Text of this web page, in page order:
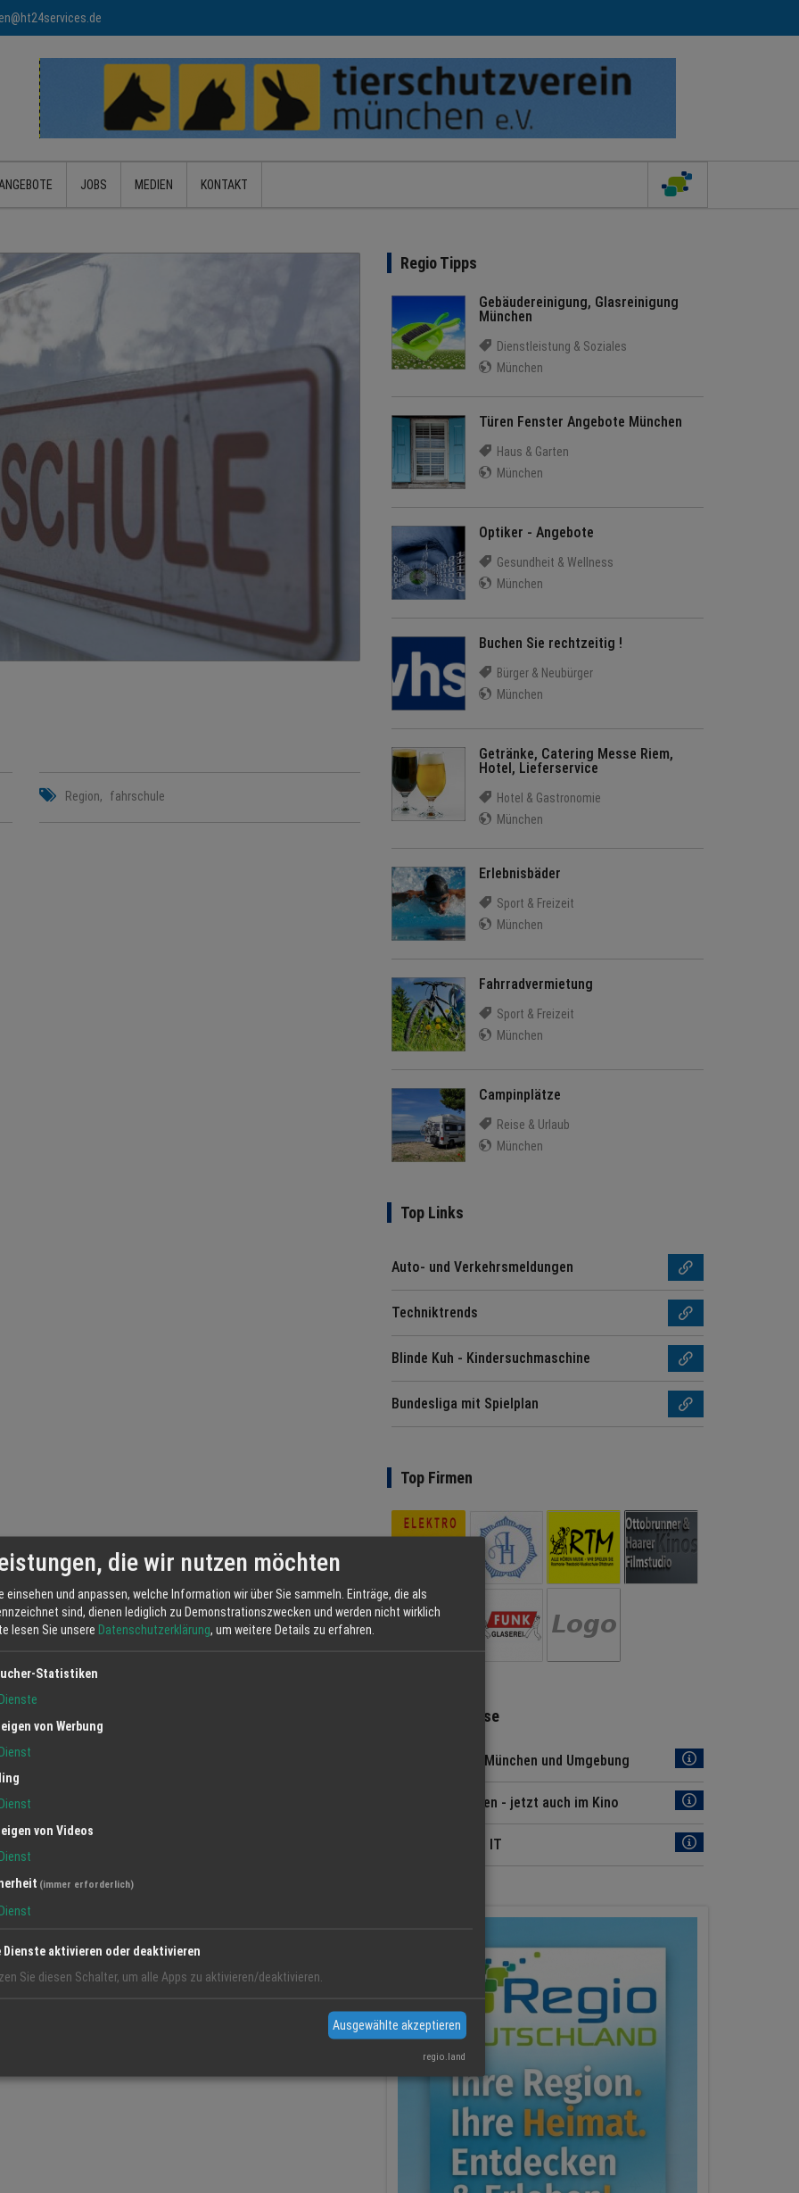
JOBS MEDIEN KONTAKT
Region fahrschule
Regio Tipps
Gebäudereinigung, Glasreinigung
München
Dienstleistung & Soziales
München
Türen Fenster Angebote München
Haus & Garten
München
Optiker - Angebote
Gesundheit & Wellness
München
Buchen Sie rechtzeitig !
Bürger & Neubürger
München
Getränke, Catering Messe Riem,
Hotel, Lieferservice
Hotel & Gastronomie
München
Erlebnisbäder
Sport & Freizeit
München
Fahrradvermietung
Sport & Freizeit
München
Campinplätze
Reise & Urlaub
München
Top Links
Auto- und Verkehrsmeldungen
Techniktrends
Blinde Kuh - Kindersuchmaschine
Bundesliga mit Spielplan
Top Firmen
Regio Hinweise
Jobs Region München und Umgebung
Regio München - jetzt auch im Kino
News aus der IT
die wir nutzen möchten
einsehen und anpassen, welche Information wir über Sie sammeln. Einträge, die als
sind, dienen lediglich zu Demonstrationszwecken und werden nicht wirklich
lesen Sie unsere Datenschutzerklärung, um weitere Details zu erfahren.
Statistiken
Dienste
von Werbung
Dienst
Dienst
von Videos
Dienst
(immer erforderlich)
Dienst
Dienste aktivieren oder deaktivieren
Sie diesen Schalter, um alle Apps zu aktivieren/deaktivieren.
Ausgewählte akzeptieren
regio.land